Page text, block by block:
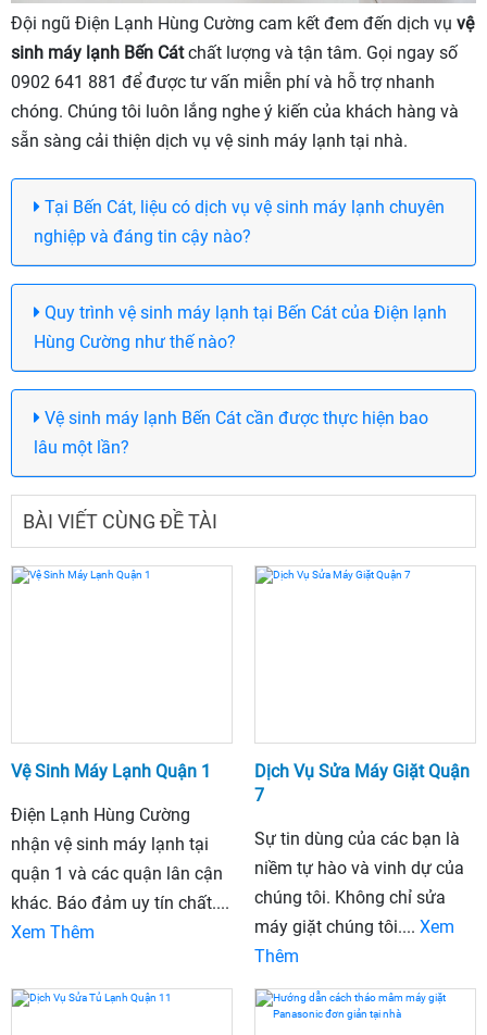
Đội ngũ Điện Lạnh Hùng Cường cam kết đem đến dịch vụ vệ
sinh máy lạnh Bến Cátchất lượng và tận tâm. Gọi ngay số
0902 641 881 để được tư vấn miễn phí và hỗ trợ nhanh
chóng. Chúng tôi luôn lắng nghe ý kiến của khách hàng và
sẵn sàng cải thiện dịch vụ vệ sinh máy lạnh tại nhà.
Tại Bến Cát, liệu có dịch vụ vệ sinh máy lạnh chuyên
nghiệp và đáng tin cậy nào?
Quy trình vệ sinh máy lạnh tại Bến Cát của Điện lạnh
Hùng Cường như thế nào?
Vệ sinh máy lạnh Bến Cát cần được thực hiện bao
lâu một lần?
BÀI VIẾT CÙNG ĐỀ TÀI
Vệ Sinh Máy Lạnh Quận 1
Điện Lạnh Hùng Cường
nhận vệ sinh máy lạnh tại
quận 1 và các quận lân cận
khác. Báo đảm uy tín chất....
Xem Thêm
Dịch Vụ Sửa Máy Giặt Quận
7
Sự tin dùng của các bạn là
niềm tự hào và vinh dự của
chúng tôi. Không chỉ sửa
máy giặt chúng tôi.... Xem
Thêm